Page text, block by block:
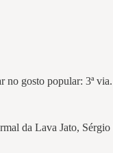
no gosto popular: 3ª via.
da Lava Jato,